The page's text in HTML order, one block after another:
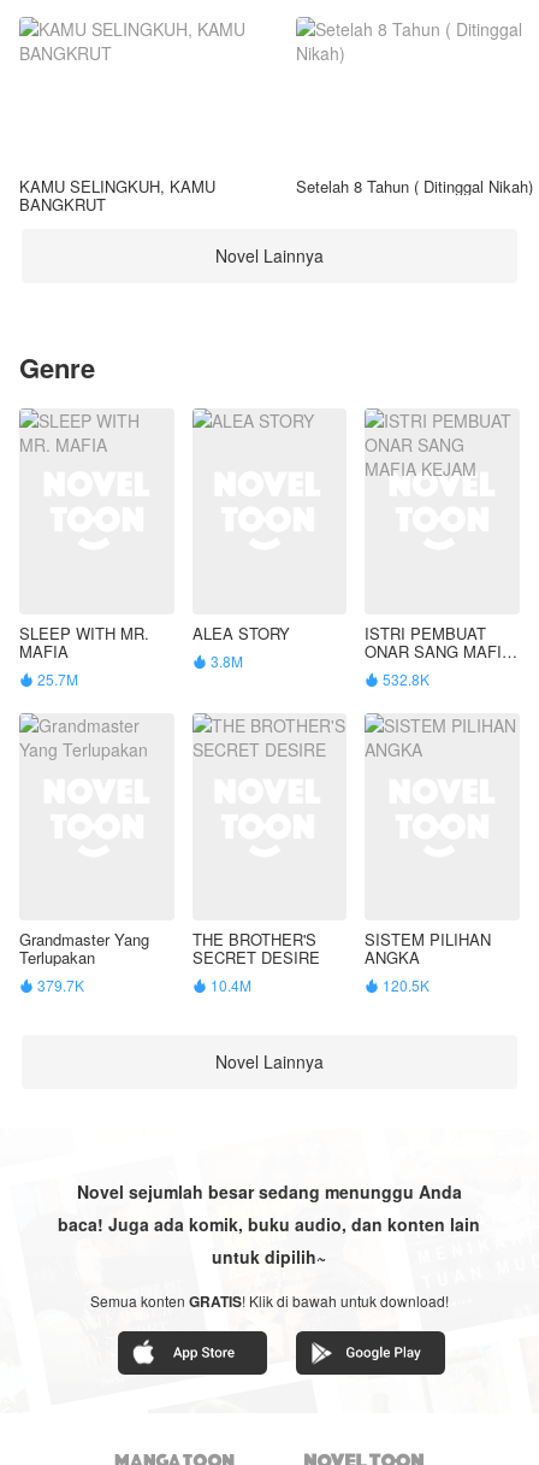
KAMU SELINGKUH, KAMU
BANGKRUT
Setelah 8 Tahun ( Ditinggal Nikah)
Novel Lainnya
Genre
SLEEP WITH MR.
MAFIA
 25.7M
ALEA STORY
 3.8M
ISTRI PEMBUAT
ONAR SANG MAFIA
KEJAM
 532.8K
Grandmaster Yang
Terlupakan
 379.7K
THE BROTHER'S
SECRET DESIRE
 10.4M
SISTEM PILIHAN
ANGKA
 120.5K
Novel Lainnya
Novel sejumlah besar sedang menunggu Anda
baca! Juga ada komik, buku audio, dan konten lain
untuk dipilih~
Semua konten GRATIS! Klik di bawah untuk download!